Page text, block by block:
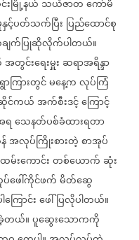
းမြို့နယ် သယံဇာတကော်မီ
င့်ပတ်သက်ပြီး ပြည်ထောင်စု
ျက်ပြုဆိုလိုက်ပါတယ်။
အတွင်းရေးမှူးဆရာအရိန္ဒာ
ာကြားတွင်မနေ့ကလုပ်ကြံ
င်ကယ်အက်စီးဒင့်ကြောင့်
ရသေနတ်ပစ်ခံထားရတာ
အလုပ်ကြိုးစားတဲ့စာအုပ်
မ်းကောင်းတစ်ယောက်ဆုံး
ဖေါ်ကိုင်ဖက်မိတ်ဆွေ
ြောင်းဖေါ်ပြလိုပါတယ်။
တယ်။ပူဆွေးသောကကို